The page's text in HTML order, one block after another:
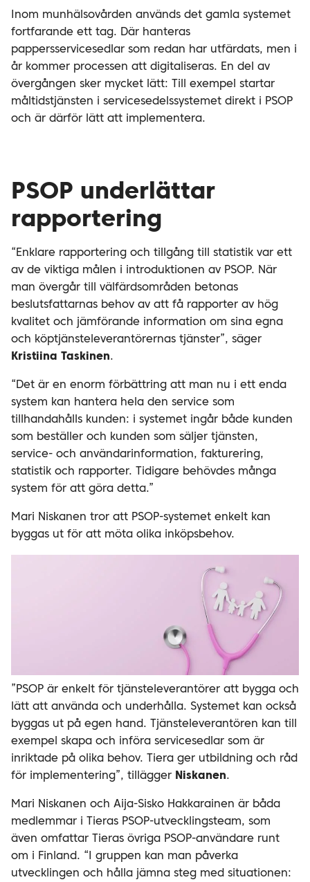
Inom munhälsovården används det gamla systemet
fortfarande ett tag. Där hanteras
pappersservicesedlar som redan har utfärdats, men i
år kommer processen att digitaliseras. En del av
övergången sker mycket lätt: Till exempel startar
måltidstjänsten i servicesedelssystemet direkt i PSOP
och är därför lätt att implementera.
PSOP underlättar
rapportering
“Enklare rapportering och tillgång till statistik var ett
av de viktiga målen i introduktionen av PSOP. När
man övergår till välfärdsområden betonas
beslutsfattarnas behov av att få rapporter av hög
kvalitet och jämförande information om sina egna
och köptjänsteleverantörernas tjänster”, säger
Kristiina Taskinen.
“Det är en enorm förbättring att man nu i ett enda
system kan hantera hela den service som
tillhandahålls kunden: i systemet ingår både kunden
som beställer och kunden som säljer tjänsten,
service- och användarinformation, fakturering,
statistik och rapporter. Tidigare behövdes många
system för att göra detta.”
Mari Niskanen tror att PSOP-systemet enkelt kan
byggas ut för att möta olika inköpsbehov.
”PSOP är enkelt för tjänsteleverantörer att bygga och
lätt att använda och underhålla. Systemet kan också
byggas ut på egen hand. Tjänsteleverantören kan till
exempel skapa och införa servicesedlar som är
inriktade på olika behov. Tiera ger utbildning och råd
för implementering”, tillägger Niskanen.
Mari Niskanen och Aija-Sisko Hakkarainen är båda
medlemmar i Tieras PSOP-utvecklingsteam, som
även omfattar Tieras övriga PSOP-användare runt
om i Finland. “I gruppen kan man påverka
utvecklingen och hålla jämna steg med situationen: